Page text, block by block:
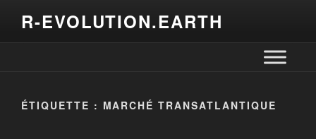
R-EVOLUTION.EARTH
ÉTIQUETTE : MARCHÉ TRANSATLANTIQUE